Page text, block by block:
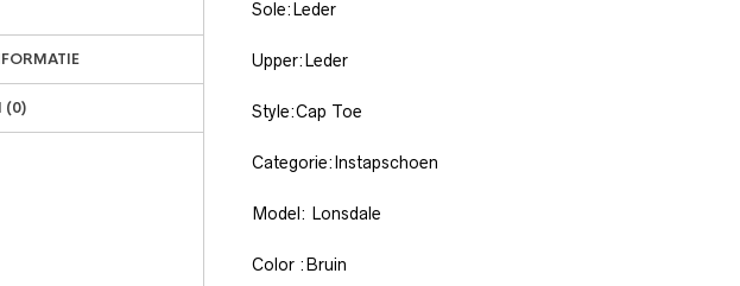
(0)
Sole:Leder
Upper:Leder
Style:Cap Toe
Categorie:Instapschoen
Model: Lonsdale
Color :Bruin